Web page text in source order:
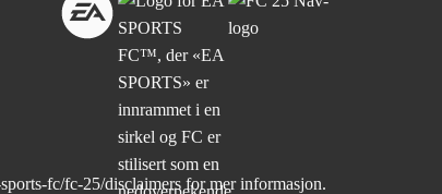
fc/fc-25/disclaimers for mer informasjon.